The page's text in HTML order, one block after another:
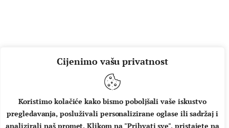
Cijenimo vašu privatnost
Koristimo kolačiće kako bismo poboljšali vaše iskustvo
pregledavanja, posluživali personalizirane oglase ili sadržaj i
analizirali naš promet. Klikom na "Prihvati sve", pristajete na
O NAMA IMPRESSUM UVJETI KORIŠTENJA